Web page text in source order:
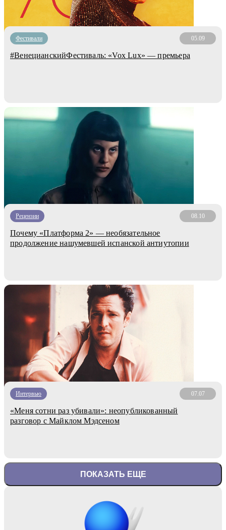
Фестивали 05.09
#ВенецианскийФестиваль: «Vox Lux» — премьера
Рецензии 08.10
Почему «Платформа 2» — необязательное
продолжение нашумевшей испанской антиутопии
Интервью 07.07
«Меня сотни раз убивали»: неопубликованный
разговор с Майклом Мэдсеном
ПОКАЗАТЬ ЕЩЕ